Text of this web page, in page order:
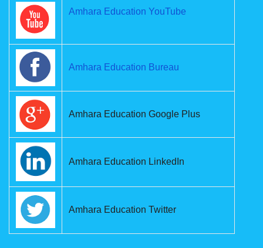
Amhara Education YouTube
Amhara Education Bureau
Amhara Education Google Plus
Amhara Education LinkedIn
Amhara Education Twitter